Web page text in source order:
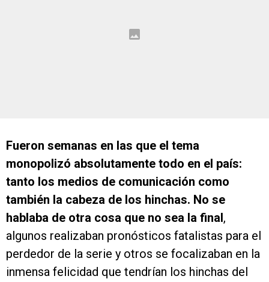
Fueron semanas en las que el tema
monopolizó absolutamente todo en el país:
tanto los medios de comunicación como
también la cabeza de los hinchas. No se
hablaba de otra cosa que no sea la final ,
algunos realizaban pronósticos fatalistas para el
perdedor de la serie y otros se focalizaban en la
inmensa felicidad que tendrían los hinchas del